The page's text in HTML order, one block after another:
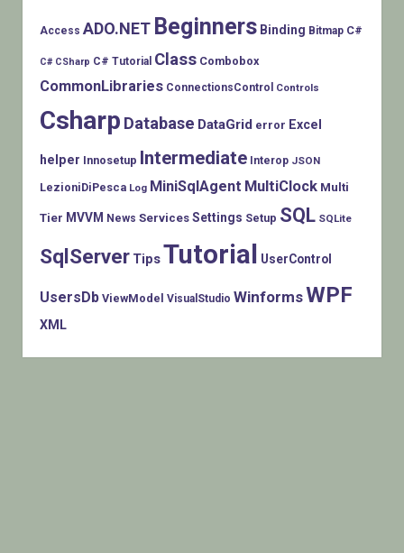
Access ADO.NET Beginners Binding Bitmap C#
C# CSharp C# Tutorial Class Combobox
CommonLibraries ConnectionsControl Controls
Csharp Database DataGrid error Excel
helper Innosetup Intermediate Interop JSON
LezioniDiPesca Log MiniSqlAgent MultiClock Multi
Tier MVVM News Services Settings Setup SQL SQLite
SqlServer TipsTutorial UserControl
UsersDb ViewModel VisualStudio WinformsWPF
XML